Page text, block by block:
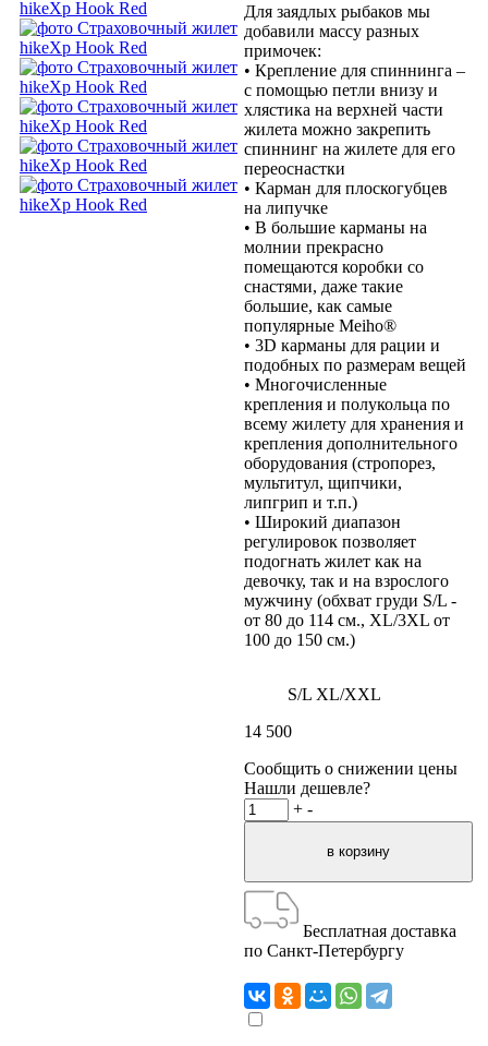
Для заядлых рыбаков мы
добавили массу разных
примочек:
• Крепление для спиннинга –
с помощью петли внизу и
хлястика на верхней части
жилета можно закрепить
спиннинг на жилете для его
переоснастки
• Карман для плоскогубцев
на липучке
• В большие карманы на
молнии прекрасно
помещаются коробки со
снастями, даже такие
большие, как самые
популярные Meiho®
• 3D карманы для рации и
подобных по размерам вещей
• Многочисленные
крепления и полукольца по
всему жилету для хранения и
крепления дополнительного
оборудования (стропорез,
мультитул, щипчики,
липгрип и т.п.)
• Широкий диапазон
регулировок позволяет
подогнать жилет как на
девочку, так и на взрослого
мужчину (обхват груди S/L -
от 80 до 114 см., XL/3XL от
100 до 150 см.)
S/L XL/XXL
14 500
Сообщить о снижении цены
Нашли дешевле?
+ -
Бесплатная доставка
по Санкт-Петербургу